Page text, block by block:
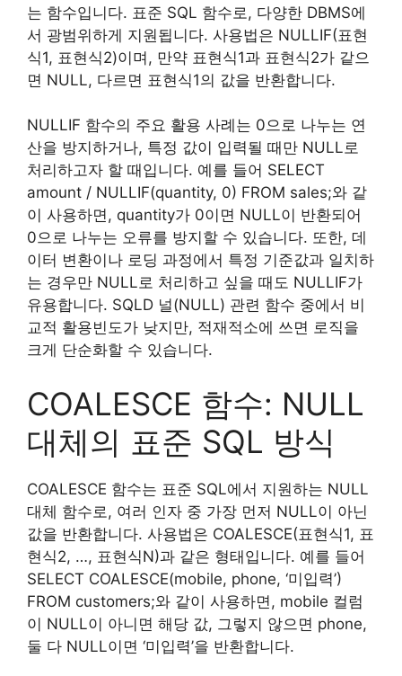
는 함수입니다. 표준 SQL 함수로, 다양한 DBMS에
서 광범위하게 지원됩니다. 사용법은 NULLIF(표현
식1, 표현식2)이며, 만약 표현식1과 표현식2가 같으
면 NULL, 다르면 표현식1의 값을 반환합니다.
NULLIF 함수의 주요 활용 사례는 0으로 나누는 연
산을 방지하거나, 특정 값이 입력될 때만 NULL로
처리하고자 할 때입니다. 예를 들어 SELECT
amount / NULLIF(quantity, 0) FROM sales;와 같
이 사용하면, quantity가 0이면 NULL이 반환되어
0으로 나누는 오류를 방지할 수 있습니다. 또한, 데
이터 변환이나 로딩 과정에서 특정 기준값과 일치하
는 경우만 NULL로 처리하고 싶을 때도 NULLIF가
유용합니다. SQLD 널(NULL) 관련 함수 중에서 비
교적 활용빈도가 낮지만, 적재적소에 쓰면 로직을
크게 단순화할 수 있습니다.
COALESCE 함수: NULL
대체의 표준 SQL 방식
COALESCE 함수는 표준 SQL에서 지원하는 NULL
대체 함수로, 여러 인자 중 가장 먼저 NULL이 아닌
값을 반환합니다. 사용법은 COALESCE(표현식1, 표
현식2, …, 표현식N)과 같은 형태입니다. 예를 들어
SELECT COALESCE(mobile, phone, ‘미입력’)
FROM customers;와 같이 사용하면, mobile 컬럼
이 NULL이 아니면 해당 값, 그렇지 않으면 phone,
둘 다 NULL이면 ‘미입력’을 반환합니다.